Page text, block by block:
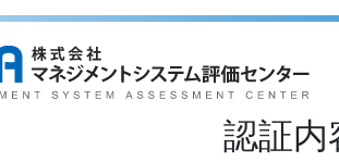
認証内